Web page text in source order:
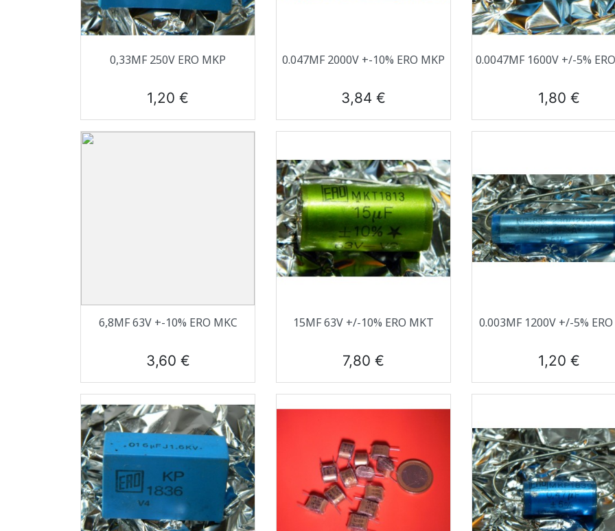
Aperçu rapide
0,33ΜF 250V ERO MKP
Prix
1,20 €
Aperçu rapide
0.047ΜF 2000V +-10% ERO MKP
Prix
3,84 €
Aperçu rapide
0.0047ΜF 1600V +/-5%
Prix
1,80 €
Aperçu rapide
6,8ΜF 63V +-10% ERO MKC
Prix
3,60 €
Aperçu rapide
15ΜF 63V +/-10% ERO MKT
Prix
7,80 €
 Aperçu rapide
0.003ΜF 1200V +/-5%
Prix
1,20 €